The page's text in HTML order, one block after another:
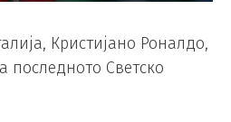
Кристијано Роналдо,
последното Светско